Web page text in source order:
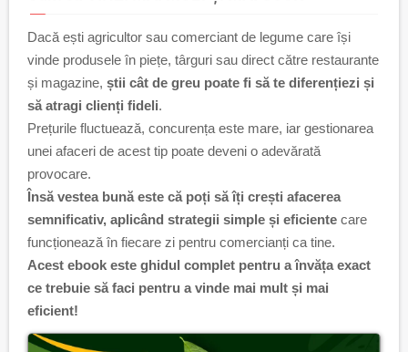
Dacă ești agricultor sau comerciant de legume care își
vinde produsele în piețe, târguri sau direct către restaurante
și magazine, știi cât de greu poate fi să te diferențiezi și
să atragi clienți fideli.
Prețurile fluctuează, concurența este mare, iar gestionarea
unei afaceri de acest tip poate deveni o adevărată
provocare.
Însă vestea bună este că poți să îți crești afacerea
semnificativ, aplicând strategii simple și eficiente care
funcționează în fiecare zi pentru comercianți ca tine.
Acest ebook este ghidul complet pentru a învăța exact
ce trebuie să faci pentru a vinde mai mult și mai
eficient!